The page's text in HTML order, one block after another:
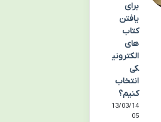
برای
یافتن
کتاب
های
الکترونی
کی
انتخاب
کنیم؟
13/03/14
05